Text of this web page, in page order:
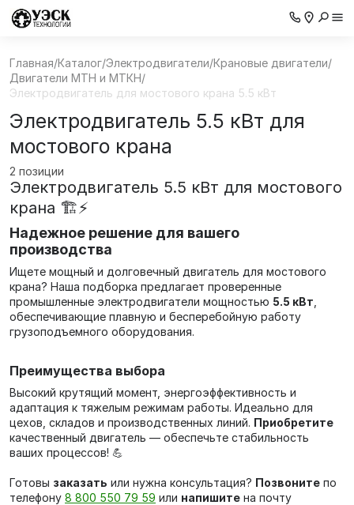
Главная/Каталог/Электродвигатели/Крановые двигатели/
Двигатели МТН и МТКН/
Электродвигатель для мостового крана 5.5 кВт
Электродвигатель 5.5 кВт для
мостового крана
2 позиции
Электродвигатель 5.5 кВт для мостового
крана 🏗️⚡
Надежное решение для вашего
производства
Ищете мощный и долговечный двигатель для мостового
крана? Наша подборка предлагает проверенные
промышленные электродвигатели мощностью 5.5 кВт
обеспечивающие плавную и бесперебойную работу
грузоподъемного оборудования.
Преимущества выбора
Высокий крутящий момент, энергоэффективность и
адаптация к тяжелым режимам работы. Идеально для
цехов, складов и производственных линий. Приобретите
качественный двигатель — обеспечьте стабильность
ваших процессов! 💪
Готовы заказать или нужна консультация? Позвоните по
телефону 8 800 550 79 59 или напишите на почту